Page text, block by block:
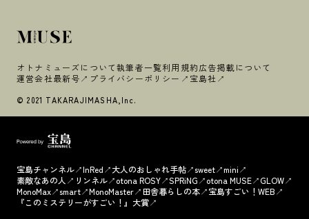
オトナミューズについて執筆者一覧利用規約広告掲載について
運営会社最新号 プライバシーポリシー 宝島社
© 2021 TAKARAJIMASHA,Inc.
宝島チャンネル InRed 大人のおしゃれ手帖 sweet
mini
素敵なあの人
リンネル otona ROSY SPRiNG otona MUSE
GLOW
MonoMax
smart MonoMaster 田舎暮らしの本
宝島すごい！WEB
『このミステリーがすごい！』大賞